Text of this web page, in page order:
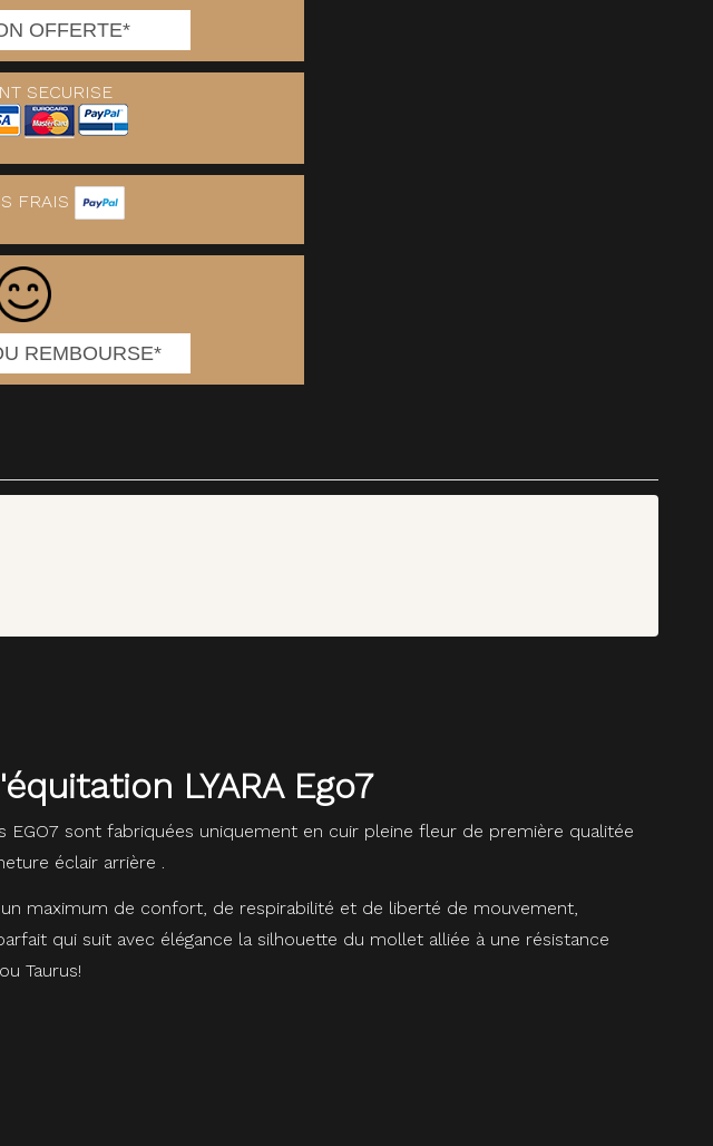
OFFERTE*
SECURISE
FRAIS
REMBOURSE*
LYARA Ego7
sont fabriquées uniquement en cuir pleine fleur de première qualitée
éclair arrière .
maximum de confort, de respirabilité et de liberté de mouvement,
qui suit avec élégance la silhouette du mollet alliée à une résistance
Taurus!